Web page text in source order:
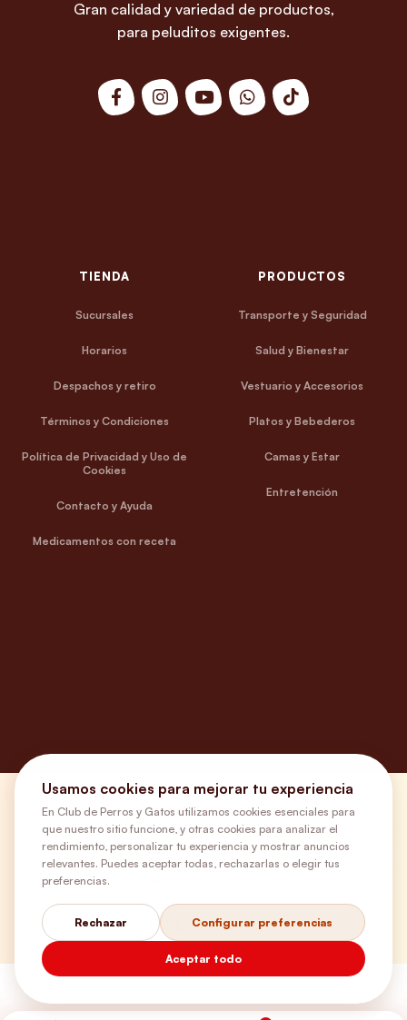
Gran calidad y variedad de productos,
para peluditos exigentes.
TIENDA
Sucursales
Horarios
Despachos y retiro
Términos y Condiciones
Política de Privacidad y Uso de
Cookies
Contacto y Ayuda
Medicamentos con receta
PRODUCTOS
Transporte y Seguridad
Salud y Bienestar
Vestuario y Accesorios
Platos y Bebederos
Camas y Estar
Entretención
¿Necesitas ayuda?
Envíos Gratis
+56 9 5646 8188
Usamos cookies para mejorar tu experiencia
En Club de Perros y Gatos utilizamos cookies esenciales para
que nuestro sitio funcione, y otras cookies para analizar el
rendimiento, personalizar tu experiencia y mostrar anuncios
relevantes. Puedes aceptar todas, rechazarlas o elegir tus
preferencias.
Rechazar Configurar preferencias
Aceptar todo